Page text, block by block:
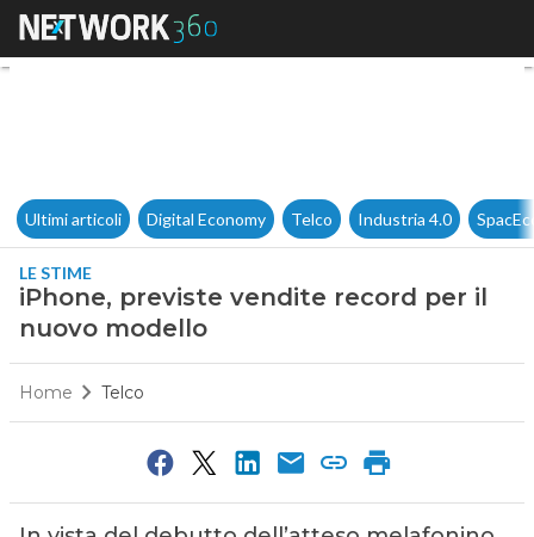
iPhone, previste vendite
Ultimi articoli Digital Economy Telco Industria 4.0
LE STIME
iPhone, previste vendite record per il
nuovo modello
Home Telco